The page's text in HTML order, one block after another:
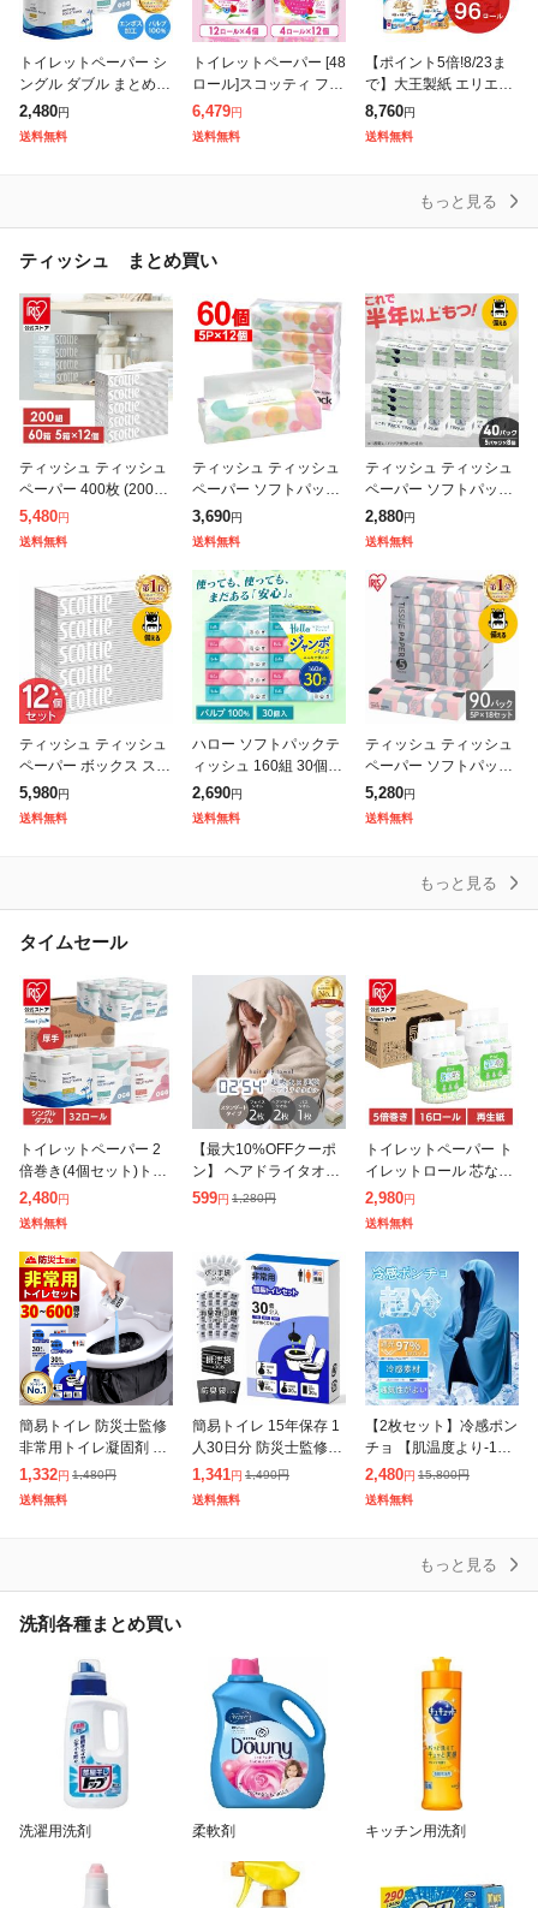
トイレットペーパー シ
ングル ダブル まとめ買
い 2倍巻き 8ロール×4
個パック 32ロール 1.5
倍巻き 芯あり 長持ち
2,480円
送料無料
トイレットペーパー [48
ロール]スコッティ フラ
ワーパック 3倍長持ち
トイレット 12ロール×4
75mダブル トイレ トイ
6,479円
送料無料
【ポイント5倍!8/23ま
で】大王製紙 エリエー
ル消臭+トイレット8ロ
ールダブル 12個 | エリ
エール 消臭 トイレット
8,760円
送料無料
もっと見る
ティッシュ まとめ買い
ティッシュ ティッシュ
ペーパー 400枚 (200組)
× 5箱 [12個セット]スコ
ッティ ティシュー ホワ
イトパッケージ ティ
5,480円
送料無料
ティッシュ ティッシュ
ペーパー ソフトパック
まとめ買い ティッシュ
300枚(150組) 60個 5個
入り×12袋 ティッシュ
3,690円
送料無料
ティッシュ ティッシュ
ペーパー ソフトパック
まとめ買い ティッシュ
ソフトパック ティッシ
ュ 5パック×8個セット
40個 大
2,880円
送料無料
ティッシュ ティッシュ
ペーパー ボックス スコ
ッティ ボックスティッ
シュ まとめ買い スコッ
ティ ティッシュ 400枚
5,980円
送料無料
ハロー ソフトパックテ
ィッシュ 160組 30個 5
221 ユニバーサル・ペ
ーパー ティッシュ ティ
ッシュペーパー 箱なし
2,690円
送料無料
ティッシュ ティッシュ
ペーパー ソフトパック
まとめ買い ティッシュ
ソフトパック 90個 5パ
ック×18個 300枚 ソフ
5,280円
送料無料
もっと見る
タイムセール
トイレットペーパー 2
倍巻き(4個セット)トイ
レットペーパー 芯あり
8ロール 全3種類 ダブル
シングル 長持ち トイレ
ットロー
2,480円
送料無料
【最大10%OFFクーポ
ン】 ヘアドライタオル
2枚セット タオル スタ
枚 40×
599円 1,280円
トイレットペーパー ト
イレットロール 芯なし
[16個]芯なし再生紙トイ
レットロール250m 4R
×4P 再生紙 5倍巻 FSC
認
2,980円
送料無料
簡易トイレ 防災士監修
非常用トイレ凝固剤 15
年保存 1人30日分 防災
士監修 防災グッズ 除菌
消臭 携帯トイレ 防災グ
1,332円 1,480円
送料無料
簡易トイレ 15年保存 1
人30日分 防災士監修 除
菌 消臭 携帯用トイレ
災害グッズ 携帯トイレ
防災グッズ 非常用トイ
1,341円 1,490円
送料無料
【2枚セット】冷感ポン
チョ 【肌温度より-15°
C 冷却】クールパーカ
ー 冷感タオル 冷感スト
ール 冷却100% 冷感繊
2,480円 15,800円
送料無料
もっと見る
洗剤各種まとめ買い
洗濯用洗剤 柔軟剤 キッチン用洗剤